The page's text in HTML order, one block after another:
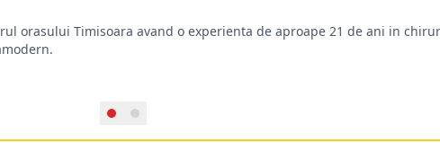
orasului Timisoara avand o experienta de aproape 21 de ani in